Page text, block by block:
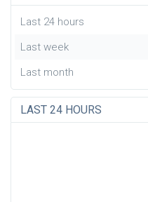
Last 24 hours
Last week
Last month
LAST 24 HOURS